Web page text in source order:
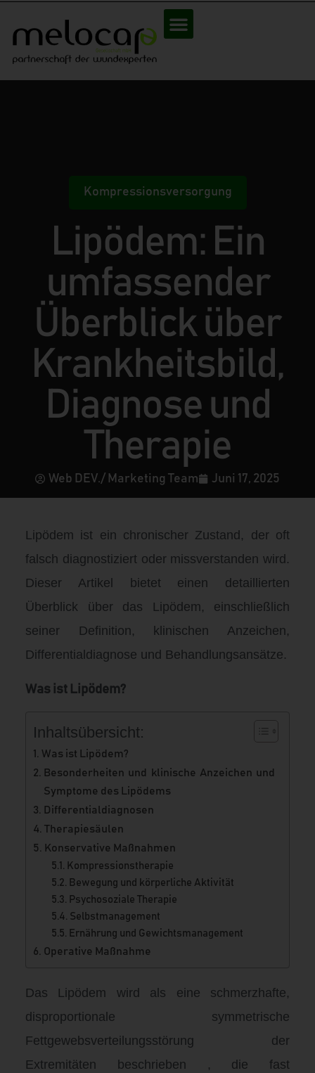
Kompressionsversorgung
Lipödem: Ein
umfassender
Überblick über
Krankheitsbild,
Diagnose und
Therapie
Web DEV./ Marketing Team Juni 17, 2025
Lipödem ist ein chronischer Zustand, der oft
falsch diagnostiziert oder missverstanden wird.
Dieser Artikel bietet einen detaillierten
Überblick über das Lipödem, einschließlich
seiner Definition, klinischen Anzeichen,
Differentialdiagnose und Behandlungsansätze.
Was ist Lipödem?
Inhaltsübersicht:
Was ist Lipödem?
Besonderheiten und klinische Anzeichen und
Symptome des Lipödems
Differentialdiagnosen
Therapiesäulen
Konservative Maßnahmen
Kompressionstherapie
Bewegung und körperliche Aktivität
Psychosoziale Therapie
Selbstmanagement
Ernährung und Gewichtsmanagement
Operative Maßnahme
Das Lipödem wird als eine schmerzhafte,
disproportionale symmetrische
Fettgewebsverteilungsstörung der
Extremitäten beschrieben
, die fast